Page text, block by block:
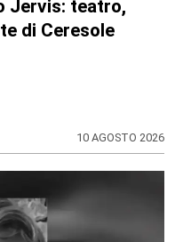
la fantasia:
da Venaria, a